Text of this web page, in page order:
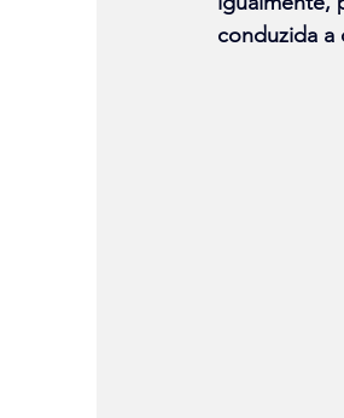
conduzida a